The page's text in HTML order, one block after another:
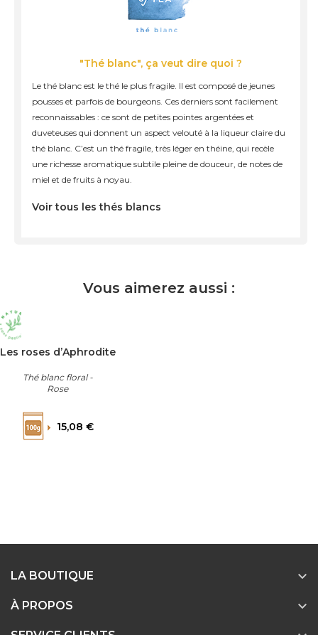
"Thé blanc", ça veut dire quoi ?
Le thé blanc est le thé le plus fragile. Il est composé de jeunes
pousses et parfois de bourgeons. Ces derniers sont facilement
reconnaissables : ce sont de petites pointes argentées et
duveteuses qui donnent un aspect velouté à la liqueur claire du
thé blanc. C’est un thé fragile, très léger en théine, qui recèle
une richesse aromatique subtile pleine de douceur, de notes de
miel et de fruits à noyau.
Voir tous les thés blancs
Vous aimerez aussi :
Les roses d’Aphrodite
Thé blanc floral -
Rose
Prix
15,08 €
LA BOUTIQUE 
À PROPOS 